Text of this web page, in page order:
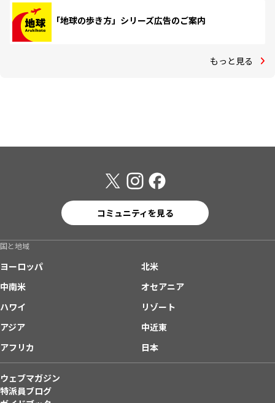
「地球の歩き方」シリーズ広告のご案内
もっと見る
コミュニティを見る
国と地域
ヨーロッパ
北米
中南米
オセアニア
ハワイ
リゾート
アジア
中近東
アフリカ
日本
ウェブマガジン
特派員ブログ